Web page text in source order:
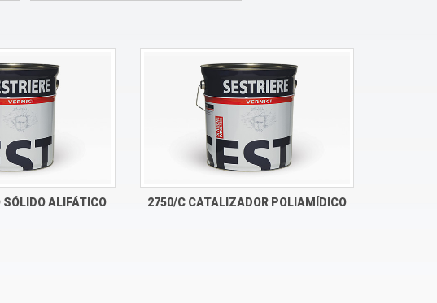
ALIFÁTICO 2750/C CATALIZADOR POLIAMÍDICO